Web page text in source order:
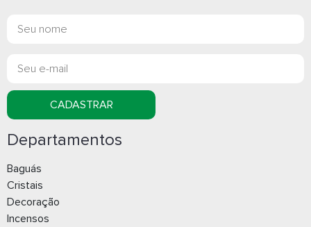
CADASTRAR
Departamentos
Baguás
Cristais
Decoração
Incensos